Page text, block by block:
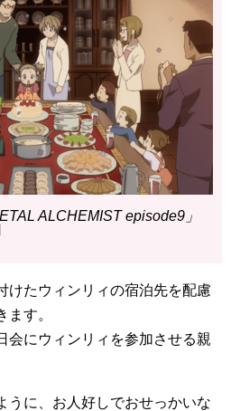
ALCHEMIST episode9」
たウィンリィの宿泊先を配慮
ます。
にウィンリィを参加させる親
に、お人好しでおせっかいな